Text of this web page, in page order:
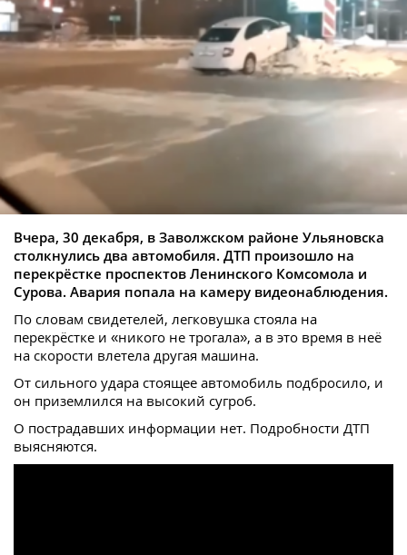
Вчера, 30 декабря, в Заволжском районе Ульяновска
столкнулись два автомобиля. ДТП произошло на
перекрёстке проспектов Ленинского Комсомола и
Сурова. Авария попала на камеру видеонаблюдения.
По словам свидетелей, легковушка стояла на
перекрёстке и «никого не трогала», а в это время в неё
на скорости влетела другая машина.
От сильного удара стоящее автомобиль подбросило, и
он приземлился на высокий сугроб.
О пострадавших информации нет. Подробности ДТП
выясняются.